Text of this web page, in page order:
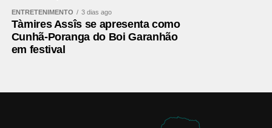
ENTRETENIMENTO 3 dias ago
Tàmires Assîs se apresenta como
Cunhã-Poranga do Boi Garanhão
em festival